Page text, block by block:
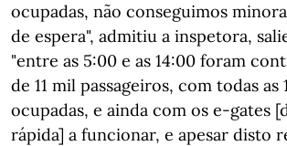
ocupadas, não conseguimos
de espera", admitiu a inspetora,
"entre as 5:00 e as 14:00 foram
de 11 mil passageiros, com todas as
ocupadas, e ainda com os e-gates
rápida] a funcionar, e apesar disto